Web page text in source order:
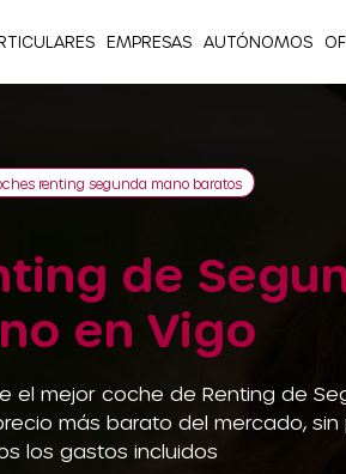
EMPRESAS AUTÓNOMOS
de
en Vigo
el mejor coche de Renting de
más barato del mercado,
los gastos incluidos
renting segunda mano baratos